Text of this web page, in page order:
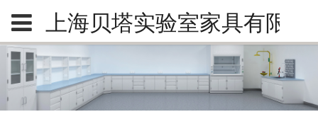
上海贝塔实验室家具有限公